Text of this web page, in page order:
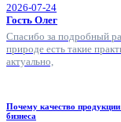
2026-07-24
Гость Олег
Спасибо за подробный
природе есть такие
актуально,
Почему качество
бизнеса